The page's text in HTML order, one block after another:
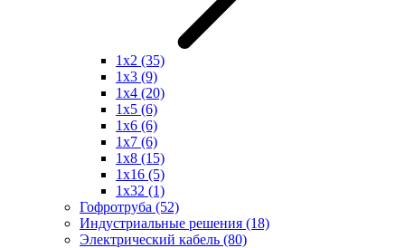
1x2 (35)
1x3 (9)
1x4 (20)
1x5 (6)
1x6 (6)
1x7 (6)
1x8 (15)
1x16 (5)
1x32 (1)
Гофротруба (52)
Индустриальные решения (18)
Электрический кабель (80)